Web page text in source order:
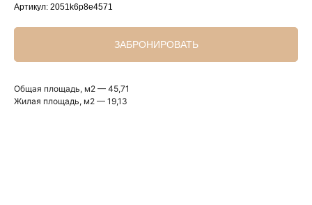
Артикул: 2051k6p8e4571
ЗАБРОНИРОВАТЬ
Общая площадь, м2 — 45,71
Жилая площадь, м2 — 19,13